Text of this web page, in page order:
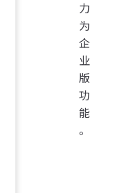
力
为
企
业
版
功
能
。